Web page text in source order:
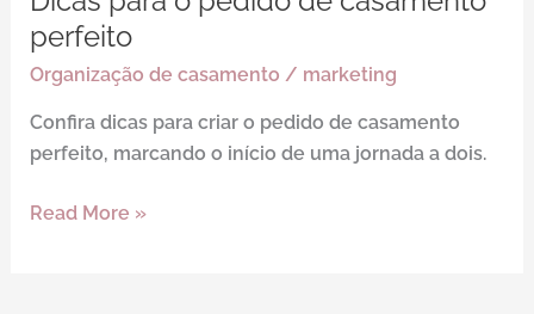
perfeito
Organização de casamento / marketing
Confira dicas para criar o pedido de casamento
perfeito, marcando o início de uma jornada a dois.
pedido
de
casamento
perfeito
Read More »